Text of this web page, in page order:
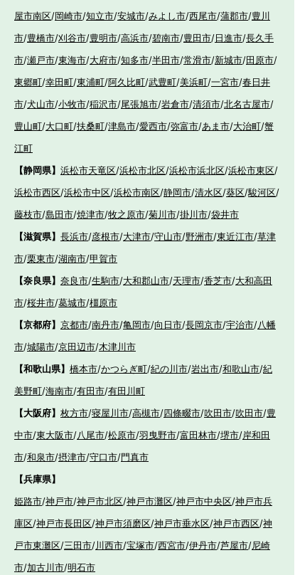
屋市南区/岡崎市/知立市/安城市/みよし市/西尾市/蒲郡市/豊川
市/豊橋市/刈谷市/豊明市/高浜市/碧南市/豊田市/日進市/長久手
市/瀬戸市/東海市/大府市/知多市/半田市/常滑市/新城市/田原市/
東郷町/幸田町/東浦町/阿久比町/武豊町/美浜町/一宮市/春日井
市/犬山市/小牧市/稲沢市/尾張旭市/岩倉市/清須市/北名古屋市/
豊山町/大口町/扶桑町/津島市/愛西市/弥富市/あま市/大治町/蟹
江町
【静岡県】 浜松市天竜区/浜松市北区/浜松市浜北区/浜松市東区/
浜松市西区/浜松市中区/浜松市南区/静岡市/清水区/葵区/駿河区/
藤枝市/島田市/焼津市/牧之原市/菊川市/掛川市/袋井市
【滋賀県】 長浜市/彦根市/大津市/守山市/野洲市/東近江市/草津
市/栗東市/湖南市/甲賀市
【奈良県】 奈良市/生駒市/大和郡山市/天理市/香芝市/大和高田
市/桜井市/葛城市/橿原市
【京都府】 京都市/南丹市/亀岡市/向日市/長岡京市/宇治市/八幡
市/城陽市/京田辺市/木津川市
【和歌山県】 橋本市/かつらぎ町/紀の川市/岩出市/和歌山市/紀
美野町/海南市/有田市/有田川町
【大阪府】 枚方市/寝屋川市/高槻市/四條畷市/吹田市/吹田市/豊
中市/東大阪市/八尾市/松原市/羽曳野市/富田林市/堺市/岸和田
市/和泉市/摂津市/守口市/門真市
【兵庫県】
姫路市/神戸市/神戸市北区/神戸市灘区/神戸市中央区/神戸市兵
庫区/神戸市長田区/神戸市須磨区/神戸市垂水区/神戸市西区/神
戸市東灘区/三田市/川西市/宝塚市/西宮市/伊丹市/芦屋市/尼崎
市/加古川市/明石市